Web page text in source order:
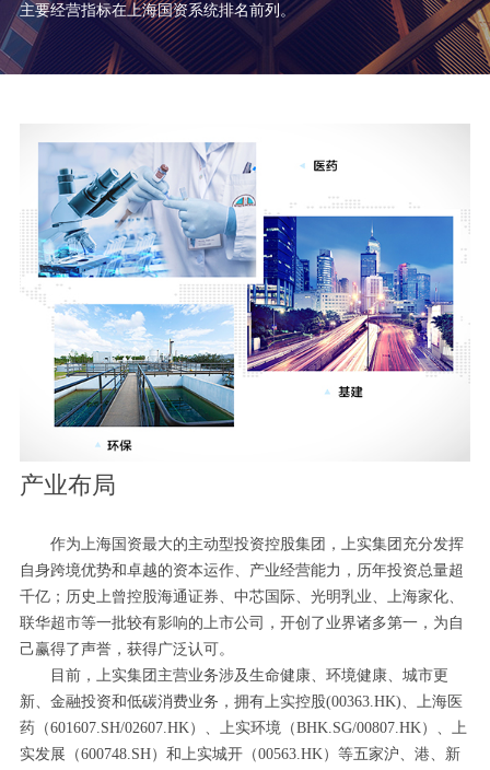
主要经营指标在上海国资系统排名前列。
产业布局
作为上海国资最大的主动型投资控股集团，上实集团充分发挥
自身跨境优势和卓越的资本运作、产业经营能力，历年投资总量超
千亿；历史上曾控股海通证券、中芯国际、光明乳业、上海家化、
联华超市等一批较有影响的上市公司，开创了业界诸多第一，为自
己赢得了声誉，获得广泛认可。
目前，上实集团主营业务涉及生命健康、环境健康、城市更
新、金融投资和低碳消费业务，拥有上实控股(00363.HK)、上海医
药（601607.SH/02607.HK）、上实环境（BHK.SG/00807.HK）、上
实发展（600748.SH）和上实城开（00563.HK）等五家沪、港、新